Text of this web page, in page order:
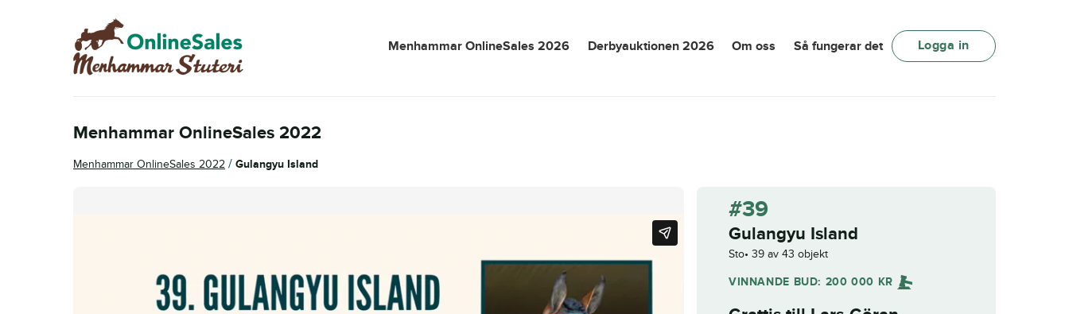
Hoppa
till
navigering
Hoppa
till
innehåll
Menhammar OnlineSales 2026 Derbyauktionen 2026 Om oss Så fungerar det Logga in
Menhammar OnlineSales 2022
Menhammar OnlineSales 2022 / Gulangyu Island
#39
Gulangyu Island
Sto 39 av 43 objekt
VINNANDE BUD: 200 000 KR